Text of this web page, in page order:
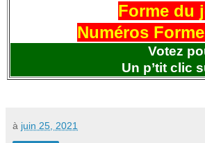
Forme du
Numéros
Votez
Un p’tit clic
à juin 25, 2021